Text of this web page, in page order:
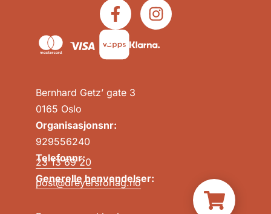
Bernhard Getz’ gate 3
0165 Oslo
Organisasjonsnr:
929556240
Telefonnr:
23 13 69 20
Generelle henvendelser:
post@dreyersforlag.no